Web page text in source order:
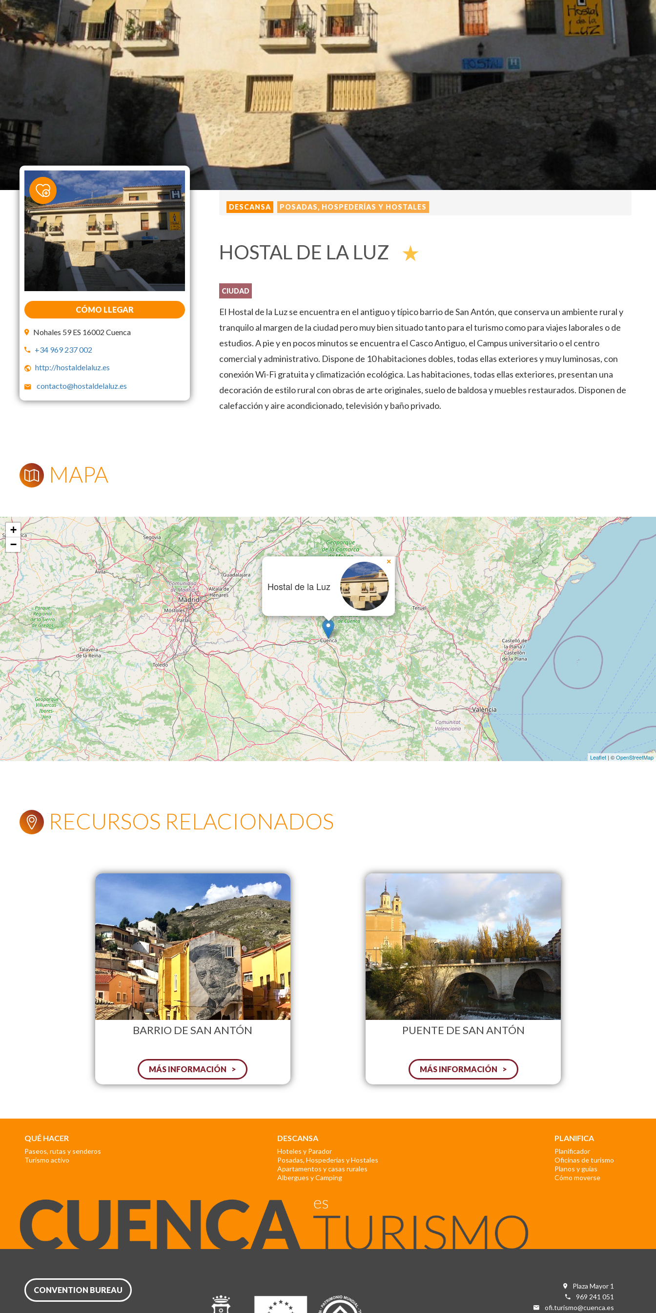
CÓMO LLEGAR
Nohales 59 ES 16002 Cuenca
+34 969 237 002
http://hostaldelaluz.es
contacto@hostaldelaluz.es
DESCANSA POSADAS, HOSPEDERÍAS Y HOSTALES
HOSTAL DE LA LUZ star_rate
CIUDAD
El Hostal de la Luz se encuentra en el antiguo y típico barrio de San Antón, que conserva un ambiente rural y
tranquilo al margen de la ciudad pero muy bien situado tanto para el turismo como para viajes laborales o de
estudios. A pie y en pocos minutos se encuentra el Casco Antiguo, el Campus universitario o el centro
comercial y administrativo. Dispone de 10 habitaciones dobles, todas ellas exteriores y muy luminosas, con
conexión Wi-Fi gratuita y climatización ecológica. Las habitaciones, todas ellas exteriores, presentan una
decoración de estilo rural con obras de arte originales, suelo de baldosa y muebles restaurados. Disponen de
calefacción y aire acondicionado, televisión y baño privado.
MAPA
Hostal de la Luz
×
+
−
Leaflet | ©OpenStreetMap
RECURSOS RELACIONADOS
BARRIO DE SAN ANTÓN
MÁS INFORMACIÓN
PUENTE DE SAN ANTÓN
MÁS INFORMACIÓN
QUÉ HACER
Paseos, rutas y senderos
Turismo activo
DESCANSA
Hoteles y Parador
Posadas, Hospederías y Hostales
Apartamentos y casas rurales
Albergues y Camping
PLANIFICA
Planificador
Oficinas de turismo
Planos y guías
Cómo moverse
CONVENTION BUREAU
Plaza Mayor 1
969 241 051
ofi.turismo@cuenca.es